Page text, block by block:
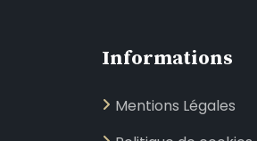
Informations
Mentions Légales